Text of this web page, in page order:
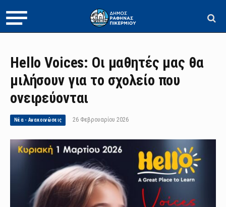
Hello Voices: Οι μαθητές μας θα
μιλήσουν για το σχολείο που
ονειρεύονται
Νέα - Ανακοινώσεις 26 Φεβρουαρίου 2026